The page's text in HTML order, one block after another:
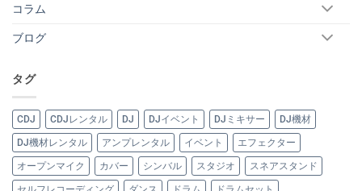
コラム
ブログ
タグ
CDJ CDJレンタル DJ DJイベント DJミキサー DJ機材
DJ機材レンタル アンプレンタル イベント エフェクター
オープンマイク カバー シンバル スタジオ スネアスタンド